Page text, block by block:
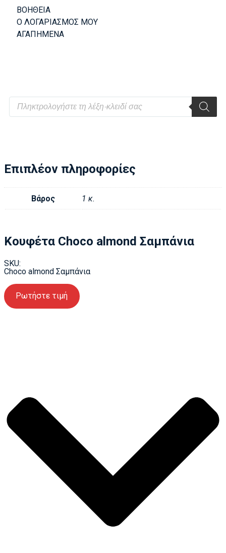
ΒΟΗΘΕΙΑ
Ο ΛΟΓΑΡΙΑΣΜΟΣ ΜΟΥ
ΑΓΑΠΗΜΕΝΑ
Επιπλέον πληροφορίες
Βάρος 1 κ.
Κουφέτα Choco almond Σαμπάνια
SKU:
Choco almond Σαμπάνια
Ρωτήστε τιμή